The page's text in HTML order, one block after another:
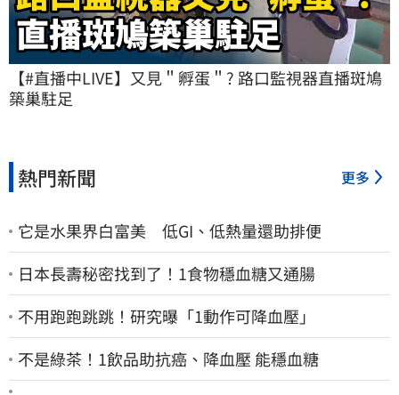
【#直播中LIVE】又見＂孵蛋＂? 路口監視器直播斑鳩
築巢駐足
熱門新聞 更多
它是水果界白富美 低GI、低熱量還助排便
日本長壽秘密找到了！1食物穩血糖又通腸
不用跑跑跳跳！研究曝「1動作可降血壓」
不是綠茶！1飲品助抗癌、降血壓 能穩血糖